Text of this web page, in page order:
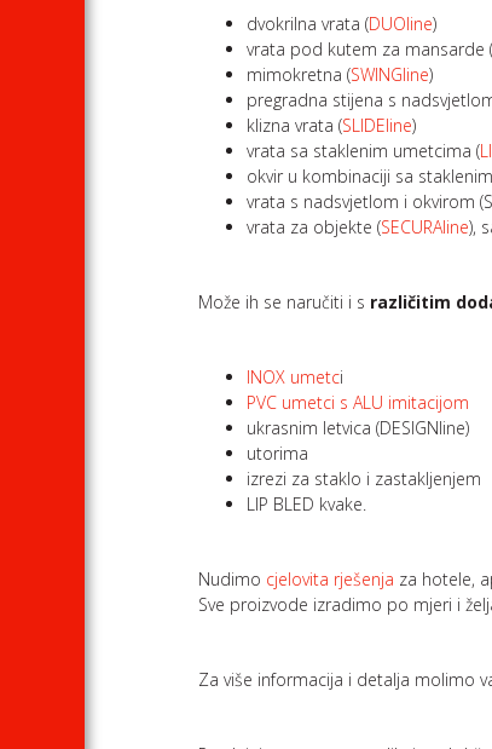
dvokrilna vrata (DUOline)
vrata pod kutem za mansarde (
mimokretna (SWINGline)
pregradna stijena s
klizna vrata (SLIDEline)
vrata sa staklenim umetcima (
okvir u kombinaciji sa
vrata s nadsvjetlom i okvirom
vrata za objekte (SECURAline),
Može ih se naručiti i s različitim
INOX umetci
PVC umetci s ALU imitacijom
ukrasnim letvica (DESIGNline)
utorima
izrezi za staklo i zastakljenjem
LIP BLED kvake.
Nudimo cjelovita rješenja za hotele,
Sve proizvode izradimo po mjeri i
Za više informacija i detalja molimo